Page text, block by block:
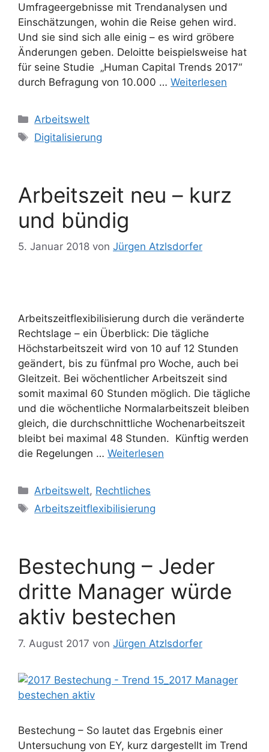
Umfrageergebnisse mit Trendanalysen und
Einschätzungen, wohin die Reise gehen wird.
Und sie sind sich alle einig – es wird gröbere
Änderungen geben. Deloitte beispielsweise hat
für seine Studie „Human Capital Trends 2017“
durch Befragung von 10.000 … Weiterlesen
Kategorien
Arbeitswelt
Schlagwörter
Digitalisierung
Arbeitszeit neu – kurz
und bündig
5. Januar 2018 von Jürgen Atzlsdorfer
Arbeitszeitflexibilisierung durch die veränderte
Rechtslage – ein Überblick: Die tägliche
Höchstarbeitszeit wird von 10 auf 12 Stunden
geändert, bis zu fünfmal pro Woche, auch bei
Gleitzeit. Bei wöchentlicher Arbeitszeit sind
somit maximal 60 Stunden möglich. Die tägliche
und die wöchentliche Normalarbeitszeit bleiben
gleich, die durchschnittliche Wochenarbeitszeit
bleibt bei maximal 48 Stunden. Künftig werden
die Regelungen … Weiterlesen
Kategorien
Arbeitswelt, Rechtliches
Schlagwörter
Arbeitszeitflexibilisierung
Bestechung – Jeder
dritte Manager würde
aktiv bestechen
7. August 2017 von Jürgen Atzlsdorfer
Bestechung – So lautet das Ergebnis einer
Untersuchung von EY, kurz dargestellt im Trend